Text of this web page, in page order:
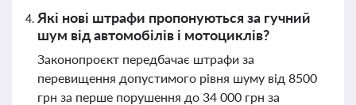
Які нові штрафи пропонуються за гучний
шум від автомобілів і мотоциклів?
Законопроєкт передбачає штрафи за
перевищення допустимого рівня шуму від 8500
грн за перше порушення до 34 000 грн за